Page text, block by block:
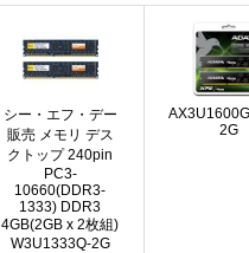
シー・エフ・デー
販売 メモリ デス
クトップ 240pin
PC3-
10660(DDR3-
1333) DDR3
4GB(2GB x 2枚組)
W3U1333Q-2G
2G